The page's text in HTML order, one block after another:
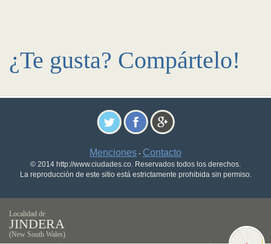
¿Te gusta? Compártelo!
Menciones - Contacto
© 2014 http://www.ciudades.co. Reservados todos los derechos.
La reproducción de este sitio está estrictamente prohibida sin permiso.
Localidad de
JINDERA
(New South Wales)